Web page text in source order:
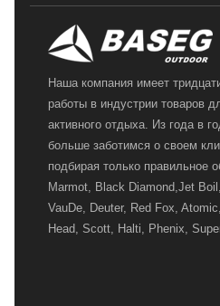
Наша компания имеет
работы в индустрии товаров
активного отдыха. Из года в
больше заботимся о своем
подбирая только правильное
Marmot, Black Diamond,Jet
VauDe, Deuter, Red Fox,
Head, Scott, Halti, Phenix,